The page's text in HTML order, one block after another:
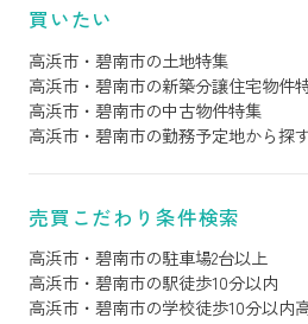
買いたい
高浜市・碧南市の土地特集
高浜市・碧南市の新築分譲住宅物件
高浜市・碧南市の中古物件特集
高浜市・碧南市の勤務予定地から探
売買こだわり条件検索
高浜市・碧南市の駐車場2台以上
高浜市・碧南市の駅徒歩10分以内
高浜市・碧南市の学校徒歩10分以内